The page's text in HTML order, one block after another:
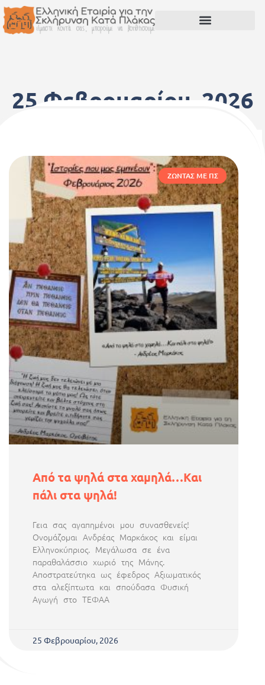
25 Φεβρουαρίου, 2026
ΖΏΝΤΑΣ ΜΕ ΠΣ
Από τα ψηλά στα χαμηλά…Και
πάλι στα ψηλά!
Γεια σας αγαπημένοι μου συνασθενείς!
Ονομάζομαι Ανδρέας Μαρκάκος και είμαι
Ελληνοκύπριος. Μεγάλωσα σε ένα
παραθαλάσσιο χωριό της Μάνης.
Aποστρατεύτηκα ως έφεδρος Αξιωματικός
στα αλεξίπτωτα και σπούδασα Φυσική
Αγωγή στο ΤΕΦΑΑ
25 Φεβρουαρίου, 2026